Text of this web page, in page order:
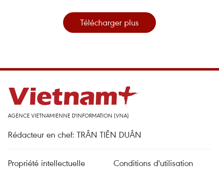
Télécharger plus
AGENCE VIETNAMIENNE D'INFORMATION (VNA)
Rédacteur en chef: TRÂN TIÊN DUÂN
Propriété intellectuelle
Conditions d'utilisation